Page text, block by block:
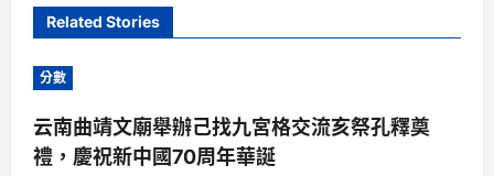
Related Stories
分數
云南曲靖文廟舉辦己找九宮格交流亥祭孔釋奠
禮，慶祝新中國70周年華誕